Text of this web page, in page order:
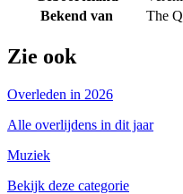
Bekend van
The
Zie ook
Overleden in 2026
Alle overlijdens in dit jaar
Muziek
Bekijk deze categorie